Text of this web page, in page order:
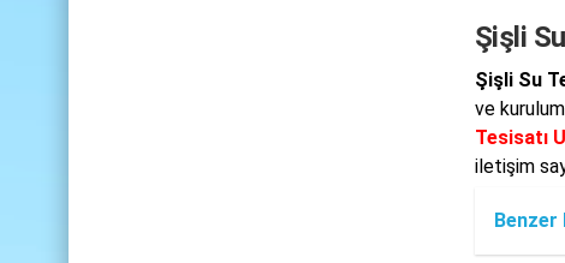
Şişli
Şişli Su
ve
Tesisatı
iletişim
Benzer